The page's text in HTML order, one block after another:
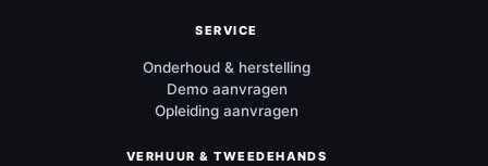
SERVICE
Onderhoud & herstelling
Demo aanvragen
Opleiding aanvragen
VERHUUR & TWEEDEHANDS